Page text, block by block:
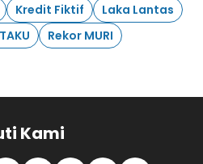
Kredit Fiktif
Laka Lantas
Rekor MURI
Kami